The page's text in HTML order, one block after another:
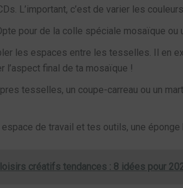
L’important, c’est de varier les
pour de la colle spéciale mosaïque
les espaces entre les tesselles. Il en
l’aspect final de ta mosaïque !
tesselles, un coupe-carreau ou un
de travail et tes outils, une éponge
créatifs tendances : 8 idées pour